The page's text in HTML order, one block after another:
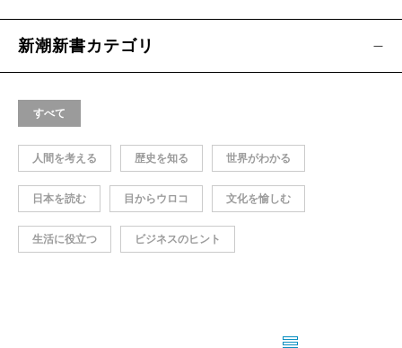
新潮新書カテゴリ
すべて
人間を考える 歴史を知る 世界がわかる
日本を読む 目からウロコ 文化を愉しむ
生活に役立つ ビジネスのヒント